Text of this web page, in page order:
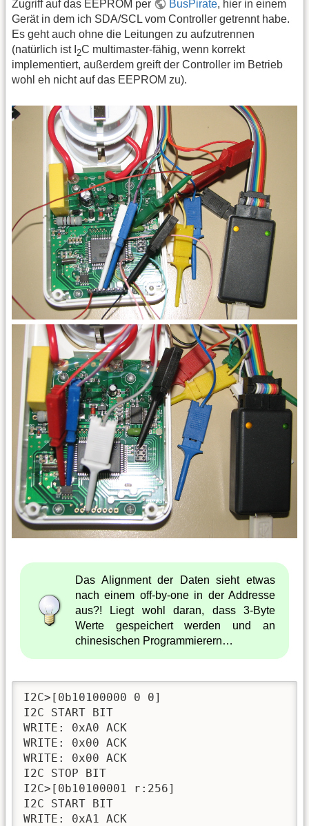
Zugriff auf das EEPROM per BusPirate, hier in einem
Gerät in dem ich SDA/SCL vom Controller getrennt habe.
Es geht auch ohne die Leitungen zu aufzutrennen
(natürlich ist I 2C multimaster-fähig, wenn korrekt
implementiert, außerdem greift der Controller im Betrieb
wohl eh nicht auf das EEPROM zu).
Das Alignment der Daten sieht etwas
nach einem off-by-one in der Addresse
aus?! Liegt wohl daran, dass 3-Byte
Werte gespeichert werden und an
chinesischen Programmierern…
I2C>[0b10100000 0 0]
I2C START BIT
WRITE: 0xA0 ACK
WRITE: 0x00 ACK
WRITE: 0x00 ACK
I2C STOP BIT
I2C>[0b10100001 r:256]
I2C START BIT
WRITE: 0xA1 ACK